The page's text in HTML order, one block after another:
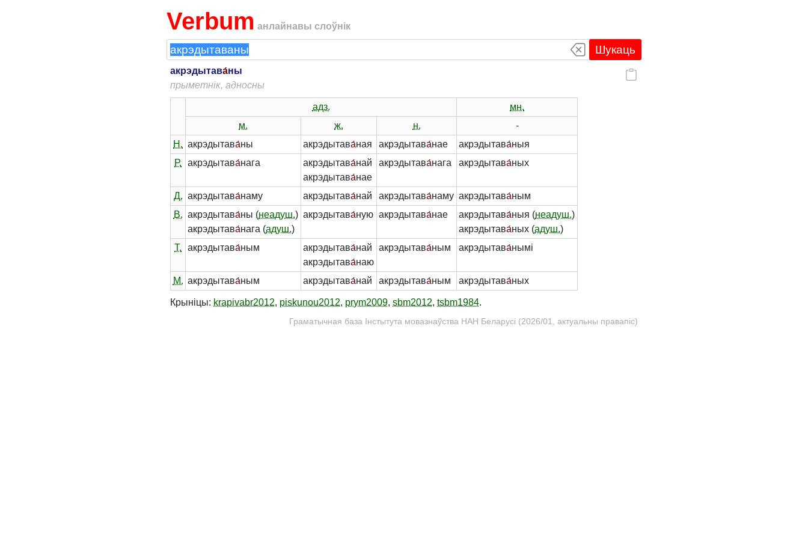
Verbum анлайнавы слоўнік
Шукаць
акрэдытава́ны
прыметнік, адносны
адз.
мн.
м.
ж. н.
-
Н. акрэдытава́ны акрэдытава́ная акрэдытава́нае акрэдытава́ныя
Р.
акрэдытава́нага акрэдытава́най
акрэдытава́нае
акрэдытава́нага акрэдытава́ных
Д. акрэдытава́наму акрэдытава́най акрэдытава́наму акрэдытава́ным
В. акрэдытава́ны (неадуш.)
акрэдытава́нага (адуш.)
акрэдытава́ную акрэдытава́нае акрэдытава́ныя (неадуш.)
акрэдытава́ных (адуш.)
Т.
акрэдытава́ным акрэдытава́най
акрэдытава́наю
акрэдытава́ным акрэдытава́нымі
М. акрэдытава́ным акрэдытава́най акрэдытава́ным акрэдытава́ных
Крыніцы: krapivabr2012, piskunou2012, prym2009, sbm2012, tsbm1984.
Граматычная база Інстытута мовазнаўства НАН Беларусі (2026/01, актуальны правапіс)